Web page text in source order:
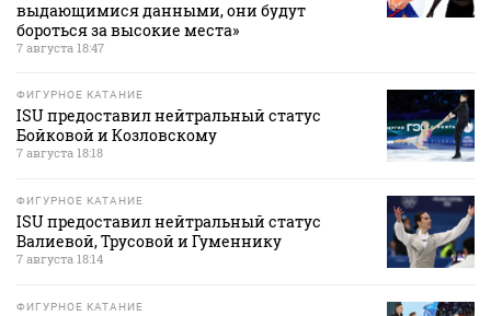
выдающимися данными, они будут
бороться за высокие места»
7 августа 18:47
ФИГУРНОЕ КАТАНИЕ
ISU предоставил нейтральный статус
Бойковой и Козловскому
7 августа 18:18
ФИГУРНОЕ КАТАНИЕ
ISU предоставил нейтральный статус
Валиевой, Трусовой и Гуменнику
7 августа 18:14
ФИГУРНОЕ КАТАНИЕ